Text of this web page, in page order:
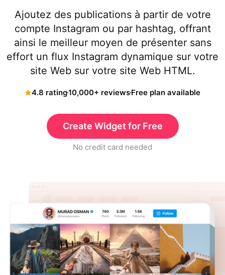
Ajoutez des publications à partir de votre
compte Instagram ou par hashtag, offrant
ainsi le meilleur moyen de présenter sans
effort un flux Instagram dynamique sur votre
site Web sur votre site Web HTML.
4.8 rating10,000+ reviewsFree plan available
Create Widget for Free
No credit card needed